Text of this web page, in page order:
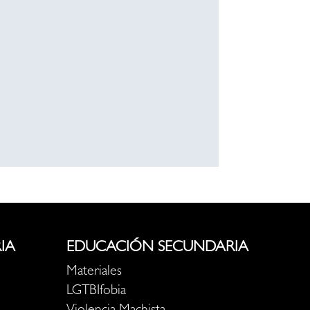
EDUCACIÓN SECUNDARIA
Materiales
LGTBIfobia